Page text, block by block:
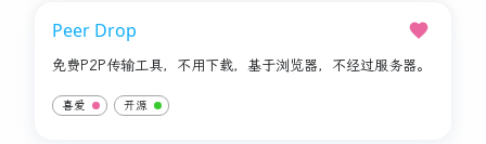
Peer Drop
免费P2P传输工具，不用下载，基于浏览器，不经过服务器。
喜爱 开源